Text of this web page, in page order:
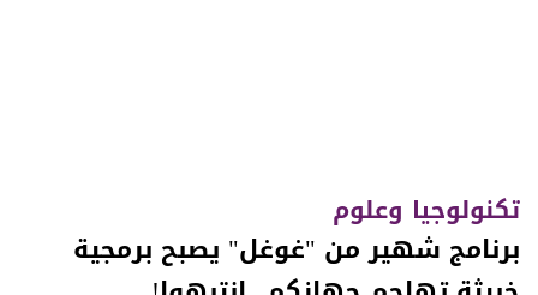
تكنولوجيا وعلوم
برنامج شهير من "غوغل" يصبح برمجية